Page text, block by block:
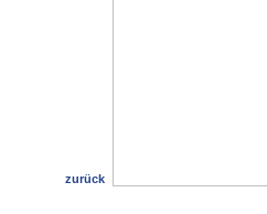
zurück